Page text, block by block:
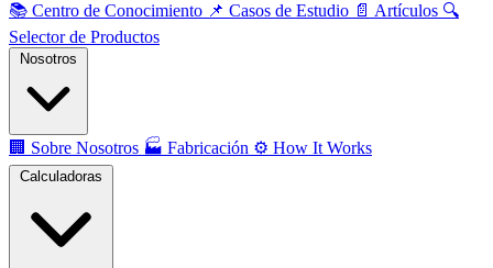
📚 Centro de Conocimiento 📌 Casos de Estudio 📄 Artículos 🔍
Selector de Productos
🏢 Sobre Nosotros 🏭 Fabricación ⚙️ How It Works